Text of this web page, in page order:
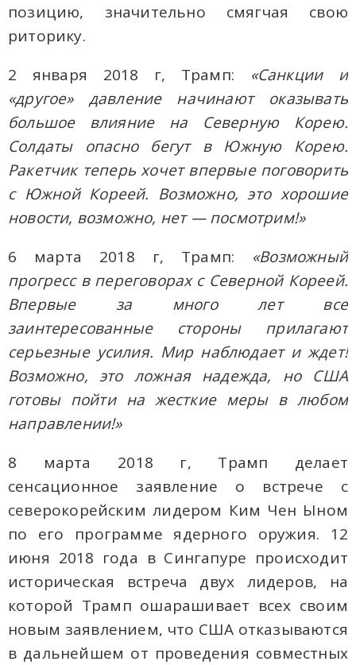
позицию, значительно смягчая свою
риторику.
2 января 2018 г, Трамп: «Санкции и
«другое» давление начинают оказывать
большое влияние на Северную Корею.
Солдаты опасно бегут в Южную Корею.
Ракетчик теперь хочет впервые поговорить
с Южной Кореей. Возможно, это хорошие
новости, возможно, нет — посмотрим!»
6 марта 2018 г, Трамп: «Возможный
прогресс в переговорах с Северной Кореей.
Впервые за много лет все
заинтересованные стороны прилагают
серьезные усилия. Мир наблюдает и ждет!
Возможно, это ложная надежда, но США
готовы пойти на жесткие меры в любом
направлении!»
8 марта 2018 г, Трамп делает
сенсационное заявление о встрече с
северокорейским лидером Ким Чен Ыном
по его программе ядерного оружия. 12
июня 2018 года в Сингапуре происходит
историческая встреча двух лидеров, на
которой Трамп ошарашивает всех своим
новым заявлением, что США отказываются
в дальнейшем от проведения совместных